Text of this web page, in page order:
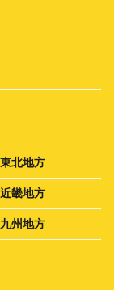
東北地方
近畿地方
九州地方